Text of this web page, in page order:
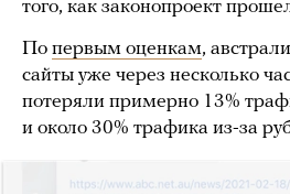
того, как законопроект
По первым оценкам,
сайты уже через несколько
потеряли примерно 13%
и около 30% трафика из-за